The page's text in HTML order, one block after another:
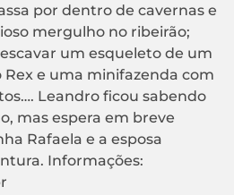
por dentro de cavernas e
mergulho no ribeirão;
um esqueleto de um
e uma minifazenda com
Leandro ficou sabendo
mas espera em breve
Rafaela e a esposa
Informações: